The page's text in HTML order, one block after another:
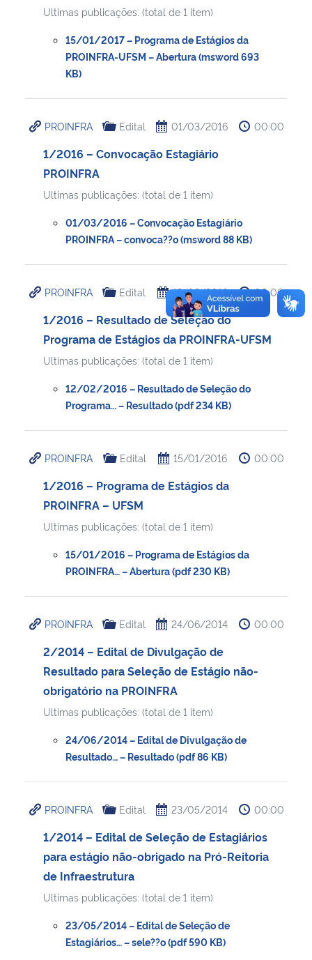
Ultimas publicações: (total de 1 item)
15/01/2017 – Programa de Estágios da
PROINFRA-UFSM – Abertura (msword 693
KB)
PROINFRA Edital 01/03/2016 00:00
1/2016 – Convocação Estagiário
PROINFRA
Ultimas publicações: (total de 1 item)
01/03/2016 – Convocação Estagiário
PROINFRA – convoca??o (msword 88 KB)
PROINFRA Edital 12/02/2016 00:00
1/2016 – Resultado de Seleção do
Programa de Estágios da PROINFRA-UFSM
Ultimas publicações: (total de 1 item)
12/02/2016 – Resultado de Seleção do
Programa… – Resultado (pdf 234 KB)
PROINFRA Edital 15/01/2016 00:00
1/2016 – Programa de Estágios da
PROINFRA – UFSM
Ultimas publicações: (total de 1 item)
15/01/2016 – Programa de Estágios da
PROINFRA… – Abertura (pdf 230 KB)
PROINFRA Edital 24/06/2014 00:00
2/2014 – Edital de Divulgação de
Resultado para Seleção de Estágio não-
obrigatório na PROINFRA
Ultimas publicações: (total de 1 item)
24/06/2014 – Edital de Divulgação de
Resultado… – Resultado (pdf 86 KB)
PROINFRA Edital 23/05/2014 00:00
1/2014 – Edital de Seleção de Estagiários
para estágio não-obrigado na Pró-Reitoria
de Infraestrutura
Ultimas publicações: (total de 1 item)
23/05/2014 – Edital de Seleção de
Estagiários… – sele??o (pdf 590 KB)